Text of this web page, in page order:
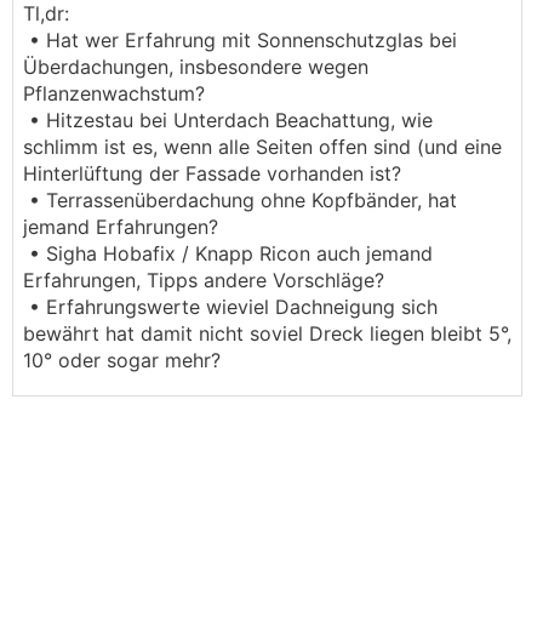
Tl,dr:
• Hat wer Erfahrung mit Sonnenschutzglas bei
Überdachungen, insbesondere wegen
Pflanzenwachstum?
• Hitzestau bei Unterdach Beachattung, wie
schlimm ist es, wenn alle Seiten offen sind (und eine
Hinterlüftung der Fassade vorhanden ist?
• Terrassenüberdachung ohne Kopfbänder, hat
jemand Erfahrungen?
• Sigha Hobafix / Knapp Ricon auch jemand
Erfahrungen, Tipps andere Vorschläge?
• Erfahrungswerte wieviel Dachneigung sich
bewährt hat damit nicht soviel Dreck liegen bleibt 5°,
10° oder sogar mehr?